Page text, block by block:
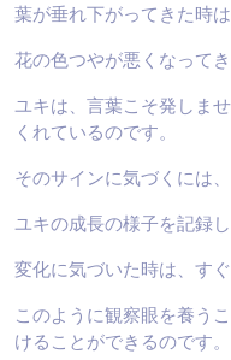
葉が垂れ下がってきた時
花の色つやが悪くなって
ユキは、言葉こそ発しま
くれているのです。
そのサインに気づくには
ユキの成長の様子を記録
変化に気づいた時は、す
このように観察眼を養う
けることができるのです。